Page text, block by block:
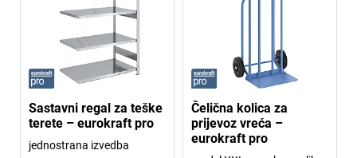
Sastavni regal za teške
terete – eurokraft pro
jednostrana izvedba
Čelična kolica za
prijevoz vreća –
eurokraft pro